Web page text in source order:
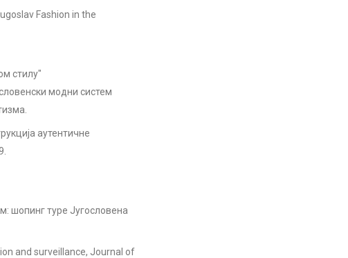
Fashion in the
стилу"
модни систем
аутентичне
шопинг туре Југословена
and surveillance, Journal of